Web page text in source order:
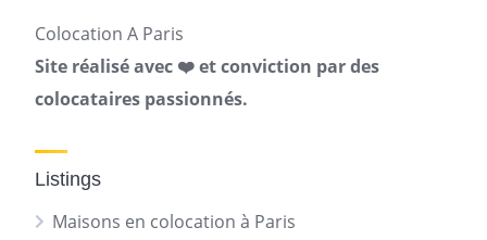
Colocation A Paris
Site réalisé avec ❤️ et conviction par des
colocataires passionnés.
Listings
Maisons en colocation à Paris